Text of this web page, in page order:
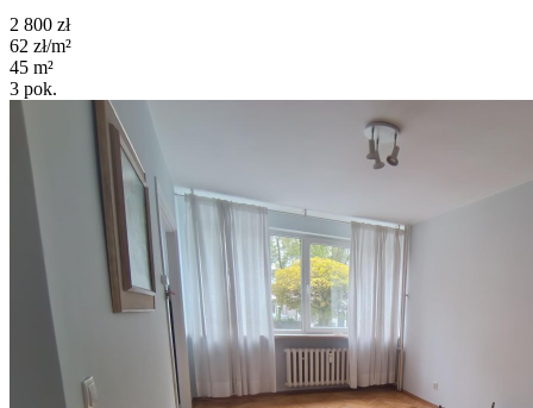
2 800 zł
62 zł/m²
45 m²
3 pok.